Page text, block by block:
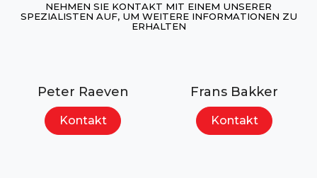
NEHMEN SIE KONTAKT MIT EINEM UNSERER
SPEZIALISTEN AUF, UM WEITERE INFORMATIONEN ZU
ERHALTEN
Peter Raeven
Kontakt
Frans Bakker
Kontakt